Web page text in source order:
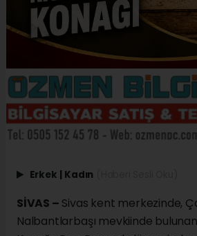
Erkek | Kadın
SİVAS – Sivas kent merkezinde,
Nalbantlarbaşı mevkiinde